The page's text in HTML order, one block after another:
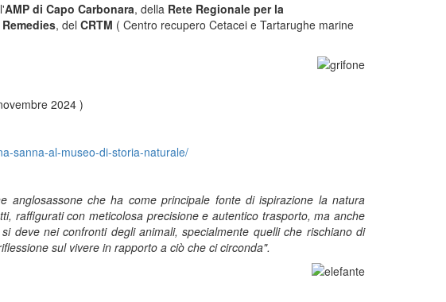
AMP di Capo Carbonara, della Rete Regionale per la
, del CRTM ( Centro recupero Cetacei e Tartarughe marine
2024 )
sanna-al-museo-di-storia-naturale/
anglosassone che ha come principale fonte di ispirazione la natura
raffigurati con meticolosa precisione e autentico trasporto, ma anche
deve nei confronti degli animali, specialmente quelli che rischiano di
sul vivere in rapporto a ciò che ci circonda".